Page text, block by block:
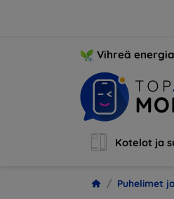
Vihreä energia
Kotelot ja
Puhelimet